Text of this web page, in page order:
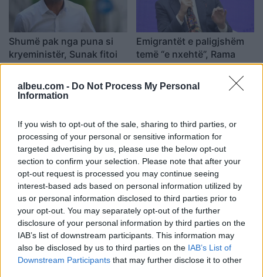
albeu.com - Do Not Process My Personal
Information
If you wish to opt-out of the sale, sharing to third parties, or
processing of your personal or sensitive information for
targeted advertising by us, please use the below opt-out
section to confirm your selection. Please note that after your
opt-out request is processed you may continue seeing
interest-based ads based on personal information utilized by
us or personal information disclosed to third parties prior to
your opt-out. You may separately opt-out of the further
disclosure of your personal information by third parties on the
IAB’s list of downstream participants. This information may
also be disclosed by us to third parties on the IAB’s List of
Downstream Participants that may further disclose it to other
Shumë pak nga puna si
kryeministër, Sunak fitoi
gati 2 mln paund në një
vit, mësoni pasurinë e tij
marramendëse
21:21 / 22/03/2023
Emigrantët e paligjshëm
temë “e nxehtë”, Rama
niset drejt Britanisë, takim
me Sunak dhe zyrtarë të
tjerë
16:11 / 22/03/2023
“Emigrantët e paligjshëm
do i dëbojmë”, Sunak: Do
të shkatërrojmë biznesin
që bëhet me trafikun e
qenieve njerëzore
21:25 / 07/03/2023
Sunak i gatshëm të
largojë Britaninë nga
Konventa Europiane e të
Drejtave të Njeriut për të
ndalur emigracionin e
paligjshëm
14:18 / 05/02/2023